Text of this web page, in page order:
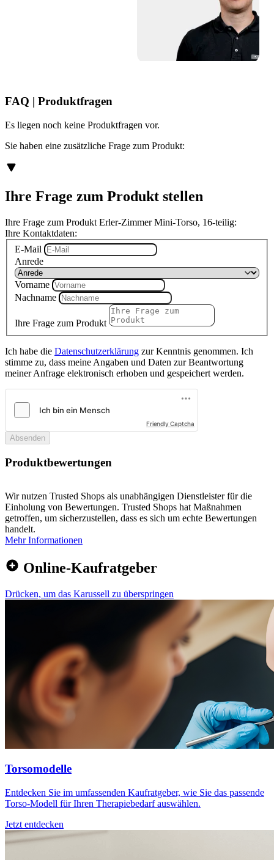
FAQ | Produktfragen
Es liegen noch keine Produktfragen vor.
Sie haben eine zusätzliche Frage zum Produkt:
Ihre Frage zum Produkt stellen
Ihre Frage zum Produkt Erler-Zimmer Mini-Torso, 16-teilig:
Ihre Kontaktdaten:
E-Mail
Anrede
Vorname
Nachname
Ihre Frage zum Produkt
Ich habe die Datenschutzerklärung zur Kenntnis genommen. Ich
stimme zu, dass meine Angaben und Daten zur Beantwortung
meiner Anfrage elektronisch erhoben und gespeichert werden.
Friendly Captcha
Absenden
Produktbewertungen
Wir nutzen Trusted Shops als unabhängigen Dienstleister für die
Einholung von Bewertungen. Trusted Shops hat Maßnahmen
getroffen, um sicherzustellen, dass es sich um echte Bewertungen
handelt.
Mehr Informationen
Online-Kaufratgeber
Drücken, um das Karussell zu überspringen
Torsomodelle
Entdecken Sie im umfassenden Kaufratgeber, wie Sie das passende
Torso-Modell für Ihren Therapiebedarf auswählen.
Jetzt entdecken